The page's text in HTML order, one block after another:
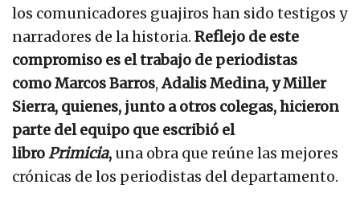
los comunicadores guajiros han sido testigos y
narradores de la historia. Reflejo de este
compromiso es el trabajo de periodistas
como Marcos Barros,Adalis Medina, y Miller
Sierra, quienes, junto a otros colegas, hicieron
parte del equipo que escribió el
libroPrimicia, una obra que reúne las mejores
crónicas de los periodistas del departamento.